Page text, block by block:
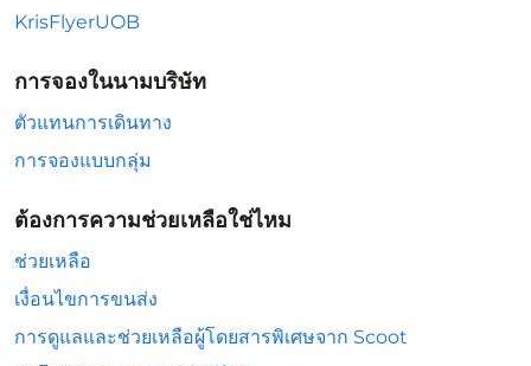
KrisFlyerUOB
การจองในนามบริษัท
ตัวแทนการเดินทาง
การจองแบบกลุ่ม
ต้องการความช่วยเหลือใช่ไหม
ช่วยเหลือ
เงื่อนไขการขนส่ง
การดูแลและช่วยเหลือผู้โดยสารพิเศษจาก Scoot